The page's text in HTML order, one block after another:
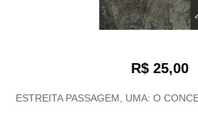
R$ 25,00
ESTREITA PASSAGEM, UMA: O